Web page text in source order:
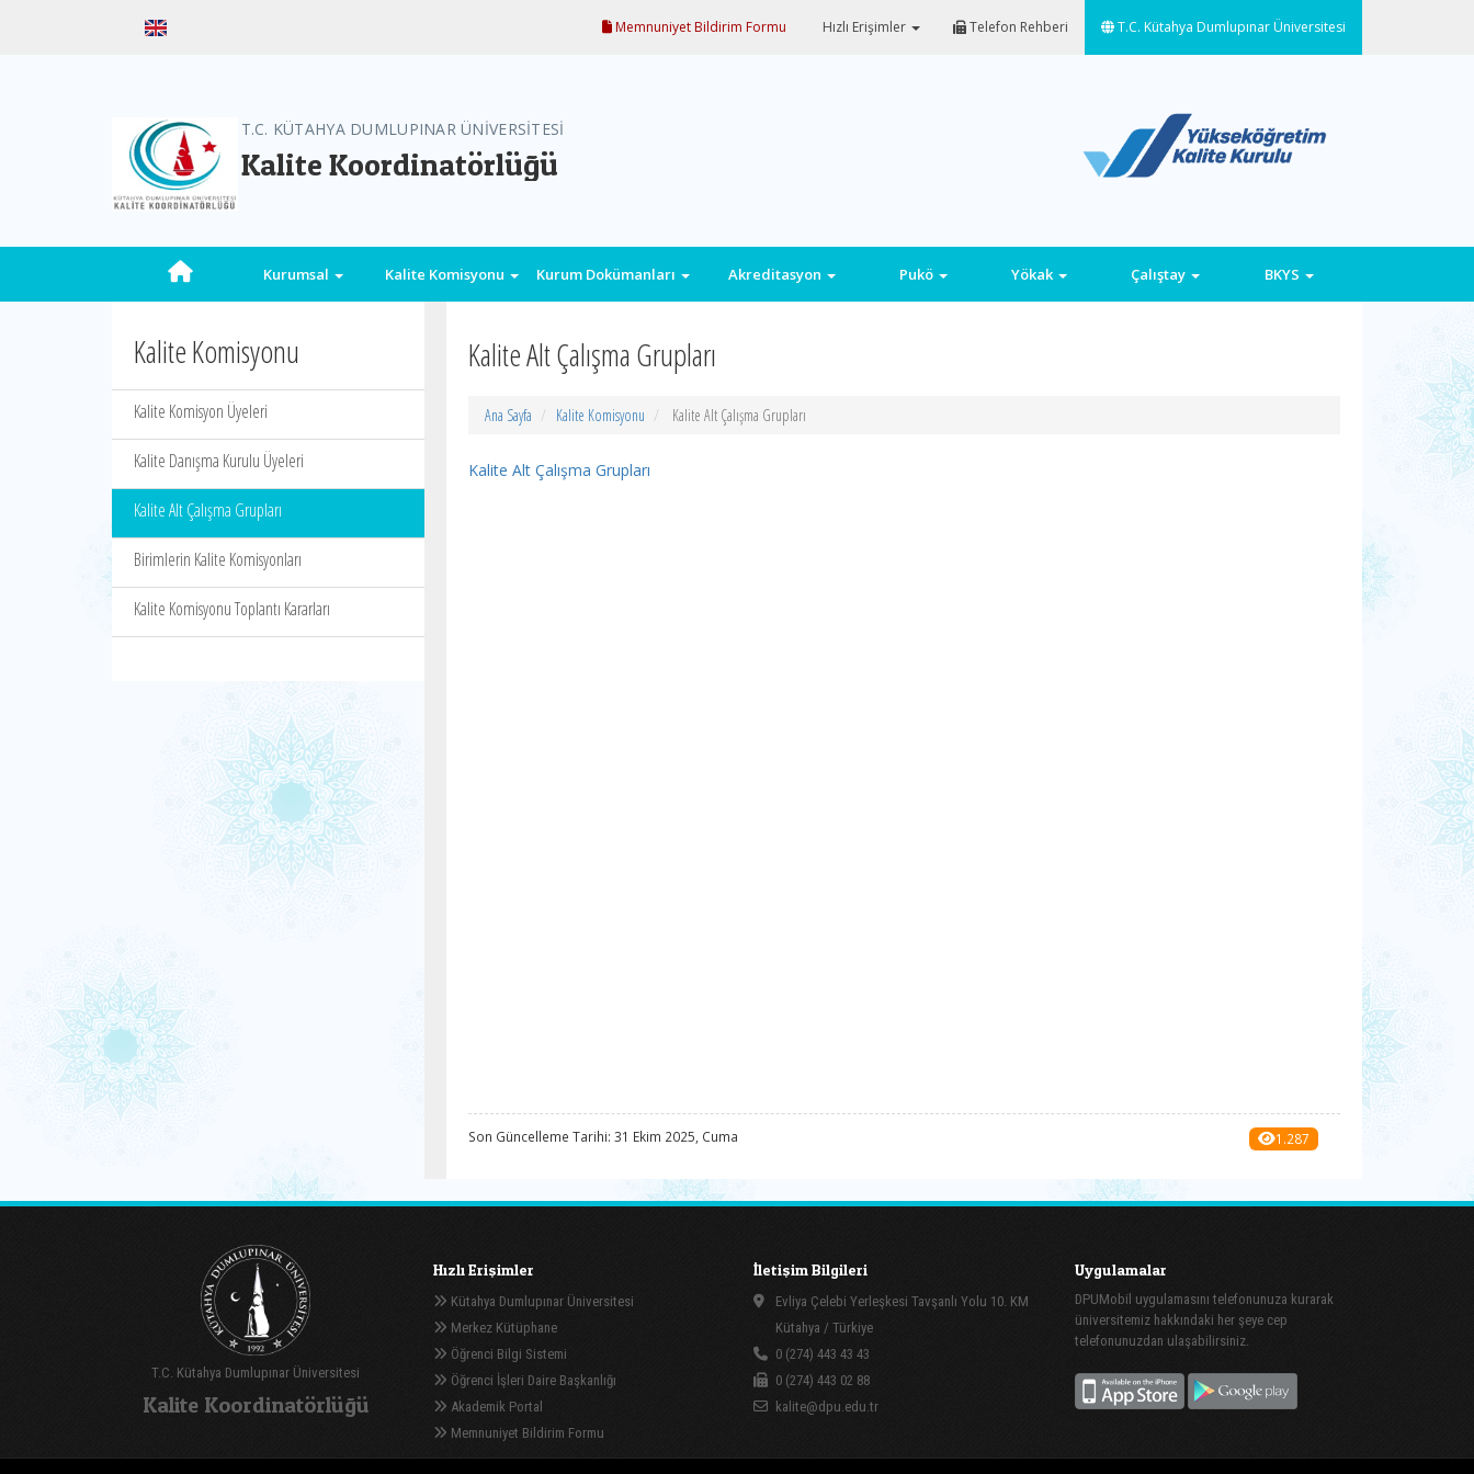
Memnuniyet Bildirim Formu Hızlı Erişimler Telefon Rehberi T.C. Kütahya Dumlupınar Üniversitesi
T.C. KÜTAHYA DUMLUPINAR ÜNİVERSİTESİ
Kalite Koordinatörlüğü
Kurumsal Kalite Komisyonu Kurum Dokümanları Akreditasyon Pukö Yökak Çalıştay BKYS
Kalite Komisyonu
Kalite Komisyon Üyeleri
Kalite Danışma Kurulu Üyeleri
Kalite Alt Çalışma Grupları
Birimlerin Kalite Komisyonları
Kalite Komisyonu Toplantı Kararları
Kalite Alt Çalışma Grupları
Ana Sayfa Kalite Komisyonu Kalite Alt Çalışma Grupları
Kalite Alt Çalışma Grupları
Son Güncelleme Tarihi: 31 Ekim 2025, Cuma 1.287
T.C. Kütahya Dumlupınar Üniversitesi
Kalite Koordinatörlüğü
Hızlı Erişimler
Kütahya Dumlupınar Üniversitesi
Merkez Kütüphane
Öğrenci Bilgi Sistemi
Öğrenci İşleri Daire Başkanlığı
Akademik Portal
Memnuniyet Bildirim Formu
İletişim Bilgileri
Evliya Çelebi Yerleşkesi Tavşanlı Yolu 10. KM
Kütahya / Türkiye
0 (274) 443 43 43
0 (274) 443 02 88
kalite@dpu.edu.tr
Uygulamalar
DPUMobil uygulamasını telefonunuza kurarak
üniversitemiz hakkındaki her şeye cep
telefonunuzdan ulaşabilirsiniz.